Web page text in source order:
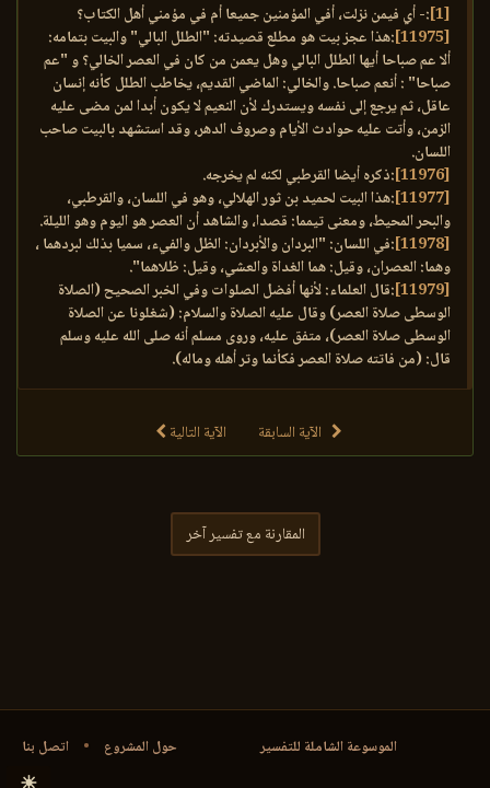
[1] :- أي فيمن نزلت، أفي المؤمنين جميعا أم في مؤمني أهل الكتاب؟
[11975]
:هذا عجز بيت هو مطلع قصيدته: "الطلل البالي" والبيت بتمامه:
ألا عم صباحا أيها الطلل البالي وهل يعمن من كان في العصر الخالي؟ و "عم
صباحا" : أنعم صباحا. والخالي: الماضي القديم، يخاطب الطلل كأنه إنسان
عاقل، ثم يرجع إلى نفسه ويستدرك لأن النعيم لا يكون أبدا لمن مضى عليه
الزمن، وأتت عليه حوادث الأيام وصروف الدهر، وقد استشهد بالبيت صاحب
اللسان.
[11976]
:ذكره أيضا القرطبي لكنه لم يخرجه.
[11977]
:هذا البيت لحميد بن ثور الهلالي، وهو في اللسان، والقرطبي،
والبحر المحيط، ومعنى تيمما: قصدا، والشاهد أن العصر هو اليوم وهو الليلة.
[11978]
:في اللسان: "البردان والأبردان: الظل والفيء، سميا بذلك لبردهما ،
وهما: العصران، وقيل: هما الغداة والعشي، وقيل: ظلاهما".
[11979]
:قال العلماء: لأنها أفضل الصلوات وفي الخبر الصحيح (الصلاة
الوسطى صلاة العصر) وقال عليه الصلاة والسلام: (شغلونا عن الصلاة
الوسطى صلاة العصر)، متفق عليه، وروى مسلم أنه صلى الله عليه وسلم
قال: (من فاتته صلاة العصر فكأنما وتر أهله وماله).
الآية السابقة الآية التالية
المقارنة مع تفسير آخر
حول المشروع • اتصل بنا الموسوعة الشاملة للتفسير